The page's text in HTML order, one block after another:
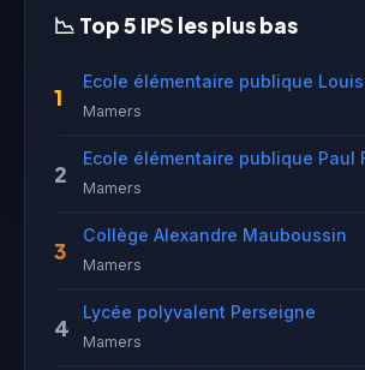
📉 Top 5 IPS les plus bas
1
Ecole élémentaire publique
Mamers
2
Ecole élémentaire publique Paul
Mamers
3
Collège Alexandre Mauboussin
Mamers
4
Lycée polyvalent Perseigne
Mamers